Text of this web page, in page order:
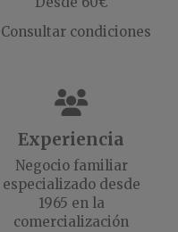
condiciones
Experiencia
Negocio familiar
especializado desde
1965 en la
comercialización